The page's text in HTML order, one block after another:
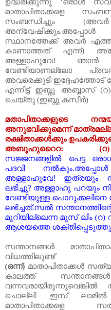
മാതാപിതാക്കളെ
സംബന്ധിച്ചും (അവർ
അന്വേഷിക്കും.അപ്പോൾ
സ്ഥാനത്തേക്ക്
അവർ
കാണാത്തത് എന്ന്)
അള്ളാഹുവേ! ഞാൻ
വേണ്ടിയാണല്ലോ
അവരെക്കൂടി ഇദ്ദേഹത്തോട്
എന്നിട്ട്
ഇബ്നു അബ്ബാസ്(റ
ചെയ്തു (ഇബ്നു കസീർ)
മതാപിതാക്കളുടെ
അനുഭവിക്കുമെന്ന്
രക്ഷിതാക്കൾക്കും
അബൂഹുറൈറ: (റ
സജ്ജനങ്ങളിൽ
പെട്ട
പദവി
നൽകും.അപ്പോൾ
അള്ളാഹുവേ! ഇത്രയും
ലഭിച്ചു? അള്ളാഹു പറയും
വേണ്ടിയുള്ള പൊറുക്കലിനെ
ലഭിച്ചത്.സൽ സ
മുറിയില്ലെന്ന മുസ് ലിം(റ)
ആശയത്തെ
സന്താനങ്ങൾ
വിധത്തിലുണ്ട്
(ഒന്ന്) മാതാപിതാക്കൾ
കാലത്ത്
സന്താനങ്ങൾ
വന്നവരായിരുന്നുവെങ്കിൽ
ചൊല്ലി
ഇസ് ലാമിൽ
മാതാപിതാക്കളെ